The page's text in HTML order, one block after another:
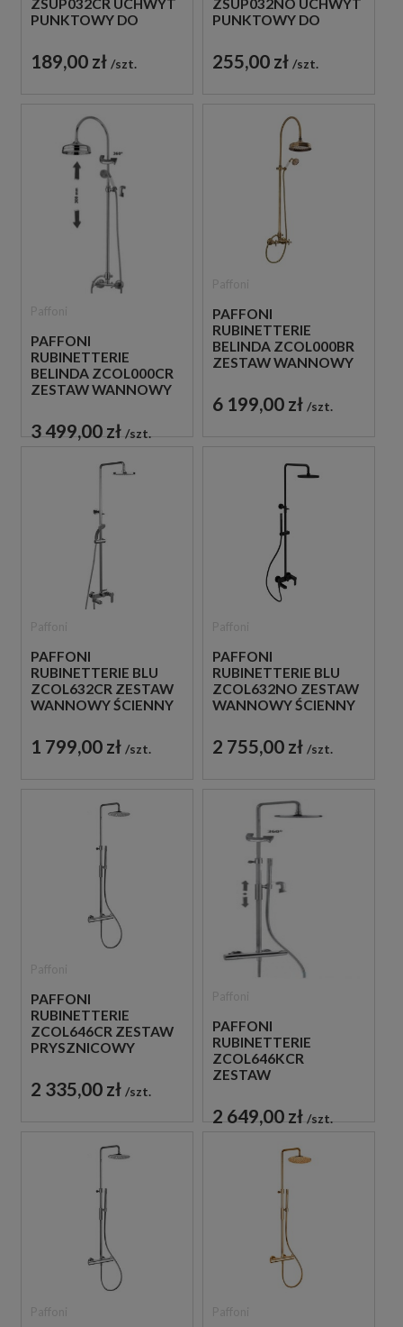
ZSUP032CR UCHWYT
PUNKTOWY DO
189,00 zł szt.
ZSUP032NO UCHWYT
PUNKTOWY DO
255,00 zł szt.
PAFFONI
RUBINETTERIE
BELINDA ZCOL000CR
ZESTAW WANNOWY
3 499,00 zł szt.
PAFFONI
RUBINETTERIE
BELINDA ZCOL000BR
ZESTAW WANNOWY
ANTYCZNY
6 199,00 zł szt.
PAFFONI
RUBINETTERIE BLU
ZCOL632CR ZESTAW
WANNOWY ŚCIENNY
1 799,00 zł szt.
PAFFONI
RUBINETTERIE BLU
ZCOL632NO ZESTAW
WANNOWY ŚCIENNY
2 755,00 zł szt.
PAFFONI
RUBINETTERIE
ZCOL646CR ZESTAW
PRYSZNICOWY
ŚCIENNY CHROM
2 335,00 zł szt.
PAFFONI
RUBINETTERIE
ZCOL646KCR
ZESTAW
TERMOSTATYCZNY
ŚCIENNY CHROM
2 649,00 zł szt.